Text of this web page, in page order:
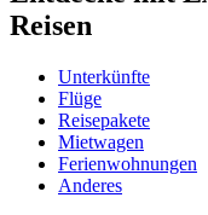
Reisen
Unterkünfte
Flüge
Reisepakete
Mietwagen
Ferienwohnungen
Anderes